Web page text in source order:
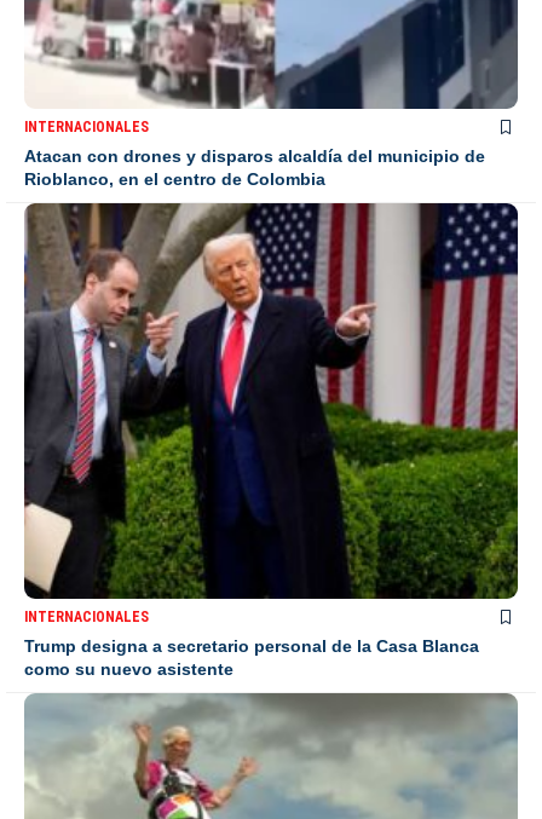
INTERNACIONALES
Atacan con drones y disparos alcaldía del municipio de
Rioblanco, en el centro de Colombia
INTERNACIONALES
Trump designa a secretario personal de la Casa Blanca
como su nuevo asistente